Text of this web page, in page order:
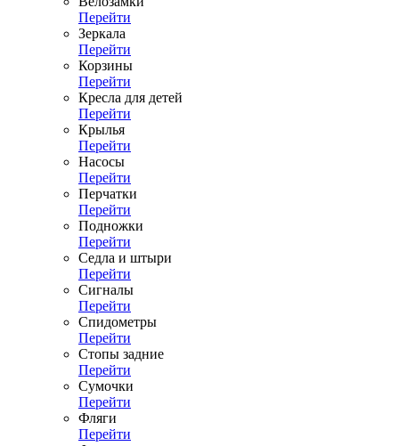
Перейти
Зеркала
Перейти
Корзины
Перейти
Кресла для детей
Перейти
Крылья
Перейти
Насосы
Перейти
Перчатки
Перейти
Подножки
Перейти
Седла и штыри
Перейти
Сигналы
Перейти
Спидометры
Перейти
Стопы задние
Перейти
Сумочки
Перейти
Фляги
Перейти